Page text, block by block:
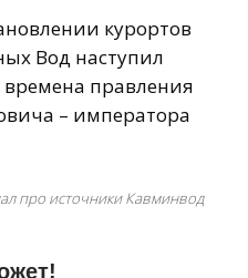
курортов
Вод наступил
правления
– императора
про источники Кавминвод